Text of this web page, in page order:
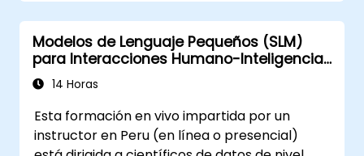
modelos de IA.
Utilizar marcos de hardware y software
eficientes energéticamente para el
despliegue de IA.
Implementar las mejores prácticas para
Defender y contribuir a prácticas
sostenibles en la industria de la IA.
Modelos de Lenguaje Pequeños (SLM)
para Interacciones Humano-Inteligencia
Artificial
14 Horas
Esta formación en vivo impartida por un
instructor en Peru (en línea o presencial)